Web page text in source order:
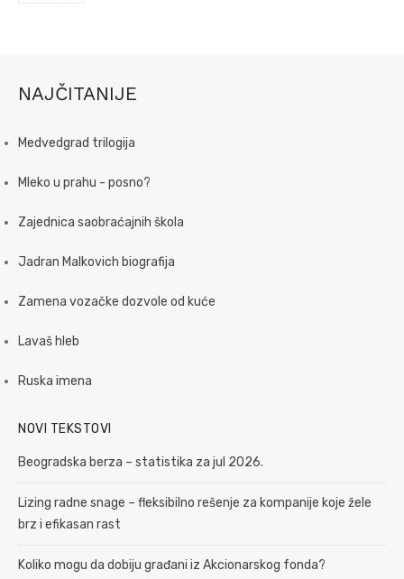
NAJČITANIJE
Medvedgrad trilogija
Mleko u prahu - posno?
Zajednica saobraćajnih škola
Jadran Malkovich biografija
Zamena vozačke dozvole od kuće
Lavaš hleb
Ruska imena
NOVI TEKSTOVI
Beogradska berza – statistika za jul 2026.
Lizing radne snage – fleksibilno rešenje za kompanije koje žele
brz i efikasan rast
Koliko mogu da dobiju građani iz Akcionarskog fonda?